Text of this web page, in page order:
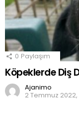
0 Paylaşım
Köpeklerde Diş
Ajanimo
2 Temmuz 2022,